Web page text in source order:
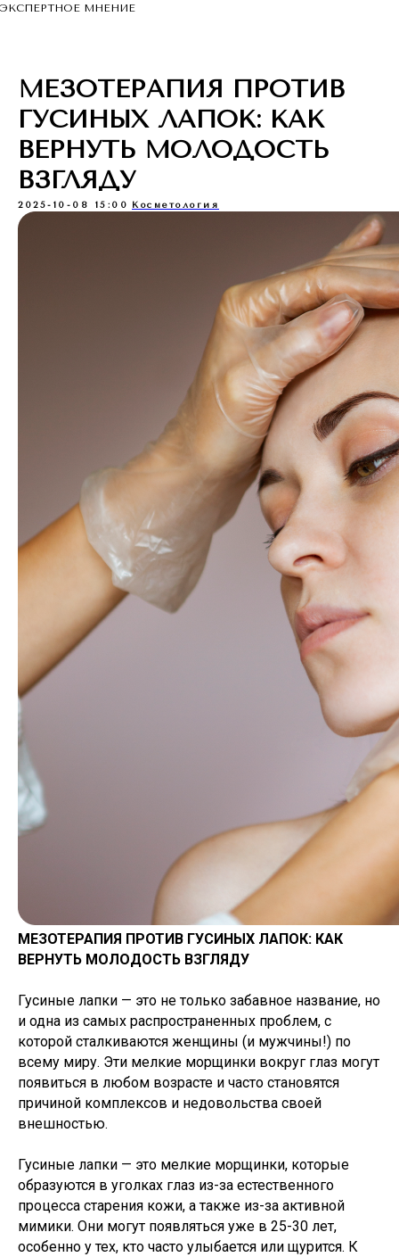
ЭКСПЕРТНОЕ МНЕНИЕ
МЕЗОТЕРАПИЯ ПРОТИВ
ГУСИНЫХ ЛАПОК: КАК
ВЕРНУТЬ МОЛОДОСТЬ
ВЗГЛЯДУ
2025-10-08 15:00 Косметология
МЕЗОТЕРАПИЯ ПРОТИВ ГУСИНЫХ ЛАПОК: КАК
ВЕРНУТЬ МОЛОДОСТЬ ВЗГЛЯДУ
Гусиные лапки — это не только забавное название, но
и одна из самых распространенных проблем, с
которой сталкиваются женщины (и мужчины!) по
всему миру. Эти мелкие морщинки вокруг глаз могут
появиться в любом возрасте и часто становятся
причиной комплексов и недовольства своей
внешностью.
Гусиные лапки — это мелкие морщинки, которые
образуются в уголках глаз из-за естественного
процесса старения кожи, а также из-за активной
мимики. Они могут появляться уже в 25-30 лет,
особенно у тех, кто часто улыбается или щурится. К